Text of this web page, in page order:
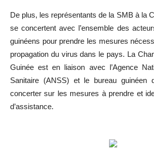
De plus, les représentants de la SMB à la
se concertent avec l’ensemble des
guinéens pour prendre les mesures
propagation du virus dans le pays. La
Guinée est en liaison avec l’Agence
Sanitaire (ANSS) et le bureau guinéen
concerter sur les mesures à prendre et
d’assistance.